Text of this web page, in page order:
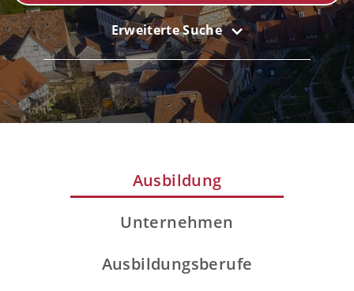
Erweiterte Suche
Ausbildung
Unternehmen
Ausbildungsberufe